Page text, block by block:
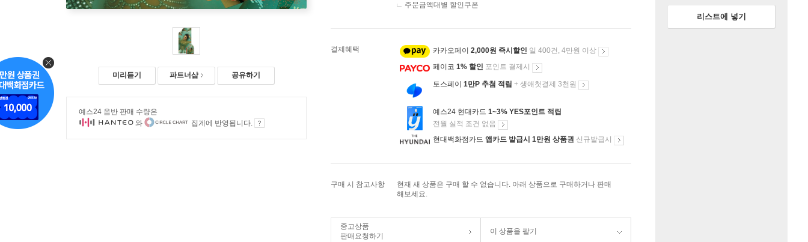
미리듣기 파트너샵 공유하기
예스24 음반 판매 수량은
와
집계에 반영됩니다.
주문금액대별 할인쿠폰
결제혜택 카카오페이 2,000원 즉시할인 일 400건, 4만원 이상
페이코 1% 할인 포인트 결제시
토스페이 1만P 추첨 적립 + 생애첫결제 3천원
예스24 현대카드 1~3% YES포인트 적립
전월 실적 조건 없음
현대백화점카드 앱카드 발급시 1만원 상품권 신규발급시
구매 시 참고사항
현재 새 상품은 구매 할 수 없습니다. 아래 상품으로 구매하거나 판매
해보세요.
중고상품
판매요청하기
이 상품을 팔기
리스트에 넣기